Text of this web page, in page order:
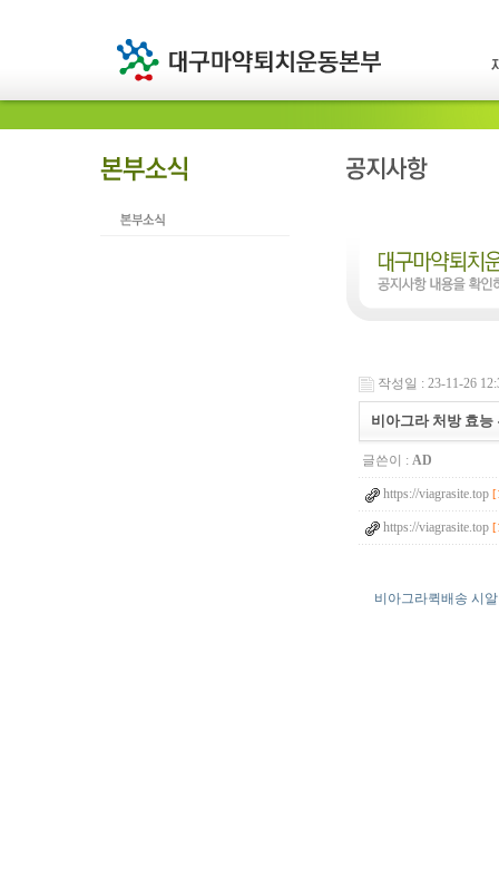
작성일 : 23-11-26
비아그라 처방 효능
글쓴이 : AD
https://viagrasite.top
https://viagrasite.top
비아그라퀵배송 시